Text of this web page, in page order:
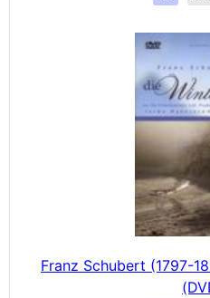
Franz Schubert (1797-